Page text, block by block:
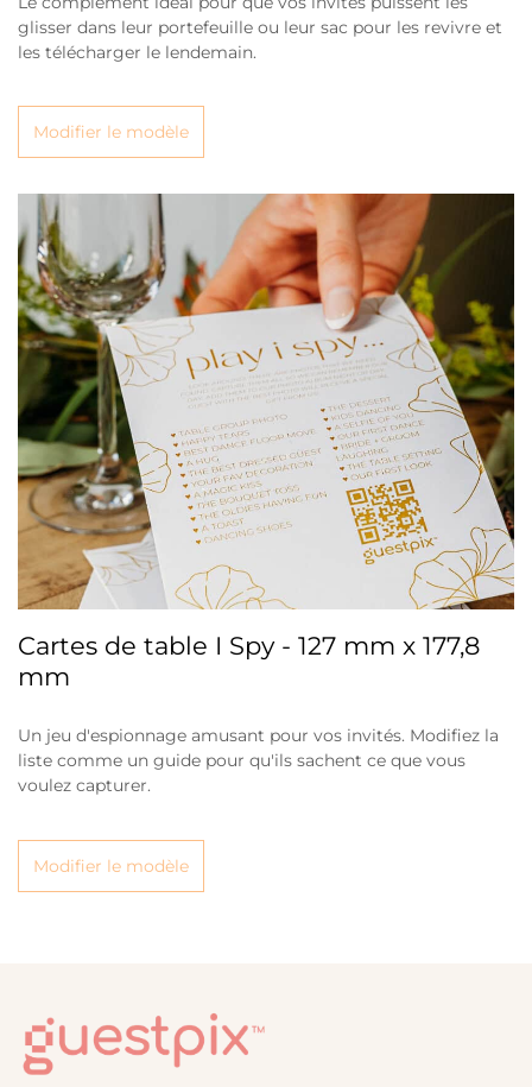
glisser dans leur portefeuille ou leur sac pour les revivre et
les télécharger le lendemain.
Modifier le modèle
Cartes de table I Spy - 127 mm x 177,8
mm
Un jeu d'espionnage amusant pour vos invités. Modifiez la
liste comme un guide pour qu'ils sachent ce que vous
voulez capturer.
Modifier le modèle